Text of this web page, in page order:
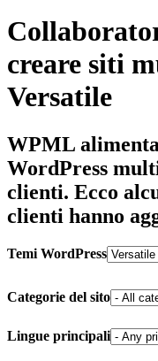
creare siti
Versatile
WPML
WordPress
clienti. Ecco
clienti hanno
Temi WordPress
Categorie del sito
Lingue principali